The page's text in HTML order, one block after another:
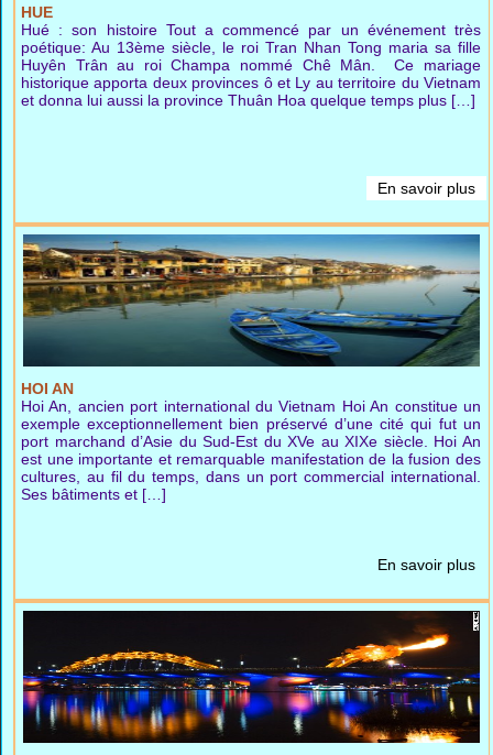
HUE
Hué : son histoire Tout a commencé par un événement très
poétique: Au 13ème siècle, le roi Tran Nhan Tong maria sa fille
Huyên Trân au roi Champa nommé Chê Mân. Ce mariage
historique apporta deux provinces ô et Ly au territoire du Vietnam
et donna lui aussi la province Thuân Hoa quelque temps plus […]
En savoir plus
HOI AN
Hoi An, ancien port international du Vietnam Hoi An constitue un
exemple exceptionnellement bien préservé d’une cité qui fut un
port marchand d’Asie du Sud-Est du XVe au XIXe siècle. Hoi An
est une importante et remarquable manifestation de la fusion des
cultures, au fil du temps, dans un port commercial international.
Ses bâtiments et […]
En savoir plus